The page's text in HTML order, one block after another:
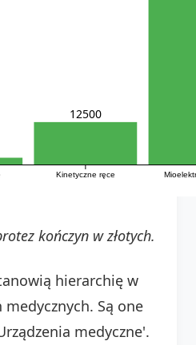
Kinetyczne ręce
12500
kończyn w złotych.
hierarchię w
Są one
medyczne'.